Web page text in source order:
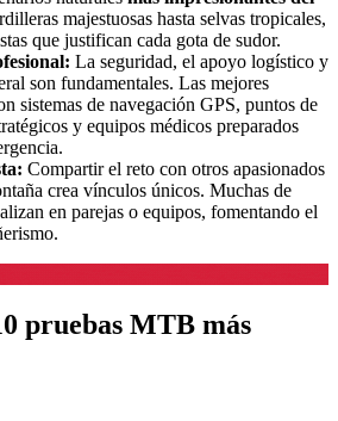
majestuosas hasta selvas tropicales,
que justifican cada gota de sudor.
La seguridad, el apoyo logístico y
son fundamentales. Las mejores
sistemas de navegación GPS, puntos de
y equipos médicos preparados
Compartir el reto con otros apasionados
crea vínculos únicos. Muchas de
en parejas o equipos, fomentando el
pruebas MTB más